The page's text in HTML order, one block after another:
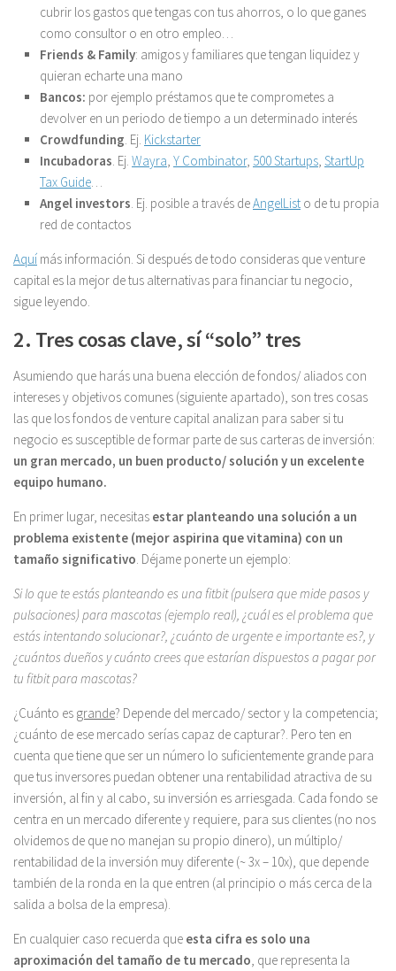
cubrir los gastos que tengas con tus ahorros, o lo que ganes
como consultor o en otro empleo…
Friends & Family: amigos y familiares que tengan liquidez y
quieran echarte una mano
Bancos: por ejemplo préstamos que te comprometes a
devolver en un periodo de tiempo a un determinado interés
Crowdfunding. Ej. Kickstarter
Incubadoras. Ej. Wayra, Y Combinator, 500 Startups, StartUp
Tax Guide…
Angel investors. Ej. posible a través deAngelList o de tu propia
red de contactos
Aquí más información. Si después de todo consideras que venture
capital es la mejor de tus alternativas para financiar tu negocio,
sigue leyendo.
2. Tres cosas clave, sí “solo” tres
Asumiendo que harás una buena elección de fondos/ aliados con
intereses y objetivos comunes (siguiente apartado), son tres cosas
las que los fondos de venture capital analizan para saber si tu
negocio es susceptible de formar parte de sus carteras de inversión:
un gran mercado, un buen producto/ solución y un excelente
equipo humano.
En primer lugar, necesitas estar planteando una solución a un
problema existente (mejor aspirina que vitamina) con un
tamaño significativo. Déjame ponerte un ejemplo:
Si lo que te estás planteando es una fitbit (pulsera que mide pasos y
pulsaciones) para mascotas (ejemplo real), ¿cuál es el problema que
estás intentando solucionar?, ¿cuánto de urgente e importante es?, y
¿cuántos dueños y cuánto crees que estarían dispuestos a pagar por
tu fitbit para mascotas?
¿Cuánto es grande? Depende del mercado/ sector y la competencia;
¿cuánto de ese mercado serías capaz de capturar?. Pero ten en
cuenta que tiene que ser un número lo suficientemente grande para
que tus inversores puedan obtener una rentabilidad atractiva de su
inversión, al fin y al cabo, su inversión es arriesgada. Cada fondo se
centra en un mercado diferente y requiere, para sus clientes (no nos
olvidemos de que no manejan su propio dinero), un múltiplo/
rentabilidad de la inversión muy diferente (~ 3x – 10x), que depende
también de la ronda en la que entren (al principio o más cerca de la
salida a bolsa de la empresa).
En cualquier caso recuerda que esta cifra es solo una
aproximación del tamaño de tu mercado, que representa la